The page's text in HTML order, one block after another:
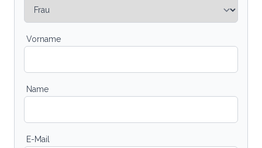
Vorname
Name
E-Mail